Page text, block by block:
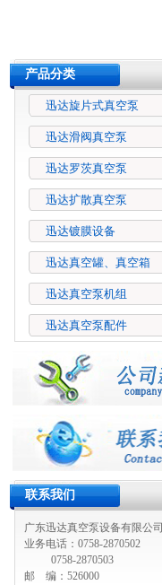
产品分类
迅达旋片式真空泵
迅达滑阀真空泵
迅达罗茨真空泵
迅达扩散真空泵
迅达镀膜设备
迅达真空罐、真空箱
迅达真空泵机组
迅达真空泵配件
联系我们
广东迅达真空泵设备有限公司
业务电话：0758-2870502
0758-2870503
邮 编：526000